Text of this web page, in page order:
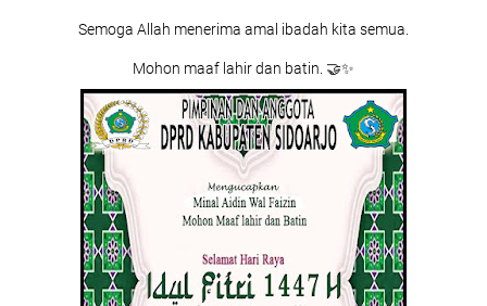
Semoga Allah menerima amal ibadah kita semua.
Mohon maaf lahir dan batin. 🤝✨